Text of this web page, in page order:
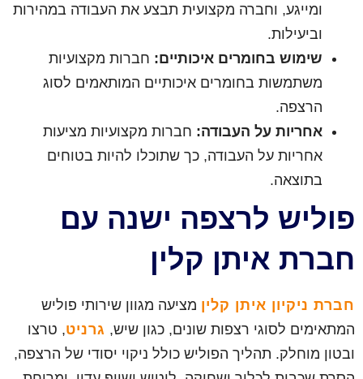
ומייגע, וחברה מקצועית תבצע את העבודה במהירות
וביעילות.
שימוש בחומרים איכותיים: חברות מקצועיות
משתמשות בחומרים איכותיים המותאמים לסוג
הרצפה.
אחריות על העבודה: חברות מקצועיות מציעות
אחריות על העבודה, כך שתוכלו להיות בטוחים
בתוצאה.
פוליש לרצפה ישנה עם
חברת איתן קלין
חברת ניקיון איתן קלין מציעה מגוון שירותי פוליש
המתאימים לסוגי רצפות שונים, כגון שיש, גרניט, טרצו
ובטון מוחלק. תהליך הפוליש כולל ניקוי יסודי של הרצפה,